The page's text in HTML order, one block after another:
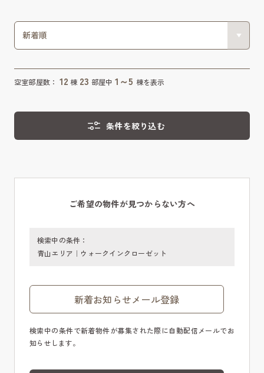
空室部屋数： 12 棟 23 部屋中 1～5 棟を表示
条件を絞り込む
ご希望の物件が見つからない方へ
検索中の条件：
青山エリア｜ウォークインクローゼット
新着お知らせメール登録
検索中の条件で新着物件が募集された際に自動配信メールでお
知らせします。